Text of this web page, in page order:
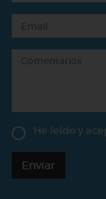
He leído y
Enviar